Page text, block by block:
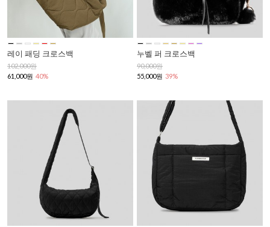
레이 패딩 크로스백
102,000원
61,000원 40%
누벨 퍼 크로스백
90,000원
55,000원 39%